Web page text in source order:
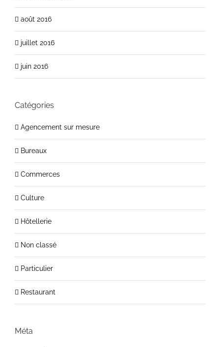
août 2016
juillet 2016
juin 2016
Catégories
Agencement sur mesure
Bureaux
Commerces
Culture
Hôtellerie
Non classé
Particulier
Restaurant
Méta